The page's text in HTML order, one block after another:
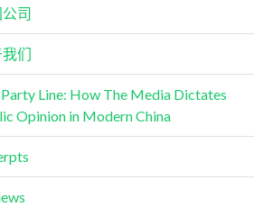
司
们
Line: How The Media Dictates
Opinion in Modern China